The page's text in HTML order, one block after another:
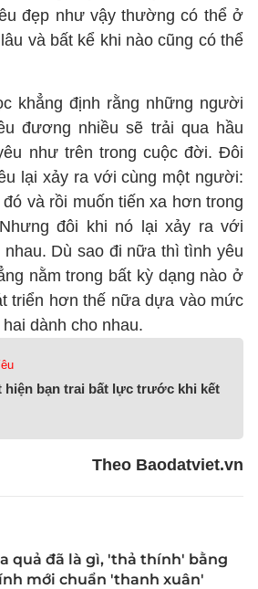
đẹp như vậy thường có thể ở
và bất kể khi nào cũng có thể
khẳng định rằng những người
đương nhiều sẽ trải qua hầu
như trên trong cuộc đời. Đôi
lại xảy ra với cùng một người:
và rồi muốn tiến xa hơn trong
đôi khi nó lại xảy ra với
Dù sao đi nữa thì tình yêu
nằm trong bất kỳ dạng nào ở
triển hơn thế nữa dựa vào mức
dành cho nhau.
hiện bạn trai bất lực trước khi kết
Theo Baodatviet.vn
quả đã là gì, 'thả thính' bằng
mới chuẩn 'thanh xuân'